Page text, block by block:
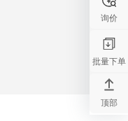
询价
批量下单
顶部